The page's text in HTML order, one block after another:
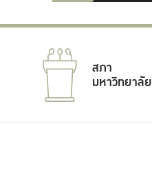
สภา
มหาวิทยาลัย